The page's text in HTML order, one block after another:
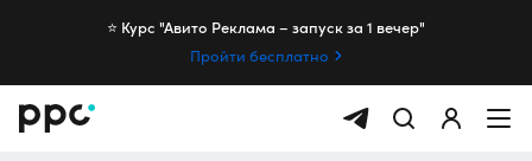
⭐️ Курс "Авито Реклама – запуск за 1 вечер"
Пройти бесплатно